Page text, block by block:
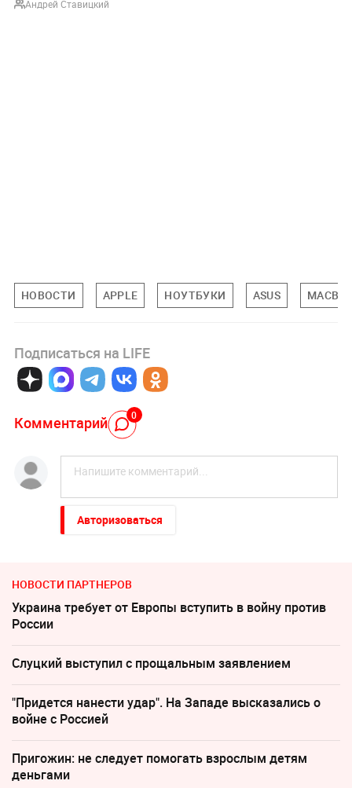
Андрей Ставицкий
НОВОСТИ APPLE НОУТБУКИ ASUS
Подписаться на LIFE
Комментарий 0
Авторизоваться
НОВОСТИ ПАРТНЕРОВ
Украина требует от Европы вступить в войну против
России
Слуцкий выступил с прощальным заявлением
"Придется нанести удар". На Западе высказались о
войне с Россией
Пригожин: не следует помогать взрослым детям
деньгами